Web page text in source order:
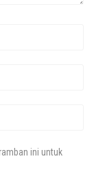
ini untuk